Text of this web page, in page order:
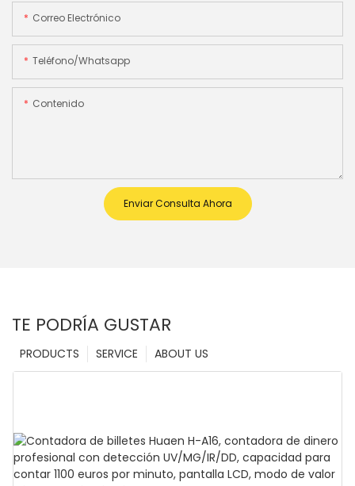
Correo Electrónico
Teléfono/whatsapp
Contenido
Enviar Consulta Ahora
TE PODRÍA GUSTAR
ABOUT US
SERVICE
PRODUCTS